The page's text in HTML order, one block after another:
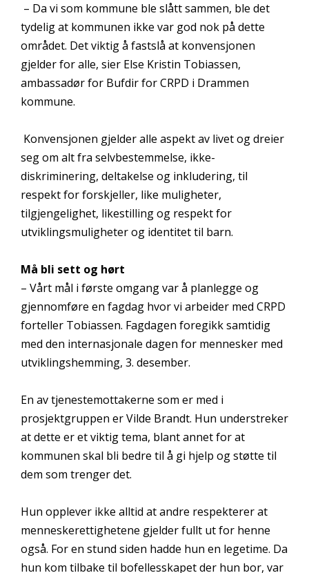
– Da vi som kommune ble slått sammen, ble det
tydelig at kommunen ikke var god nok på dette
området. Det viktig å fastslå at konvensjonen
gjelder for alle, sier Else Kristin Tobiassen,
ambassadør for Bufdir for CRPD i Drammen
kommune.
Konvensjonen gjelder alle aspekt av livet og dreier
seg om alt fra selvbestemmelse, ikke-
diskriminering, deltakelse og inkludering, til
respekt for forskjeller, like muligheter,
tilgjengelighet, likestilling og respekt for
utviklingsmuligheter og identitet til barn.
Må bli sett og hørt
– Vårt mål i første omgang var å planlegge og
gjennomføre en fagdag hvor vi arbeider med CRPD
forteller Tobiassen. Fagdagen foregikk samtidig
med den internasjonale dagen for mennesker med
utviklingshemming, 3. desember.
En av tjenestemottakerne som er med i
prosjektgruppen er Vilde Brandt. Hun understreker
at dette er et viktig tema, blant annet for at
kommunen skal bli bedre til å gi hjelp og støtte til
dem som trenger det.
Hun opplever ikke alltid at andre respekterer at
menneskerettighetene gjelder fullt ut for henne
også. For en stund siden hadde hun en legetime. Da
hun kom tilbake til bofellesskapet der hun bor, var